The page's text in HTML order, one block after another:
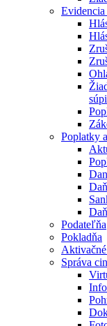
Poplatky
Podateľňa
Pokladňa
Správa